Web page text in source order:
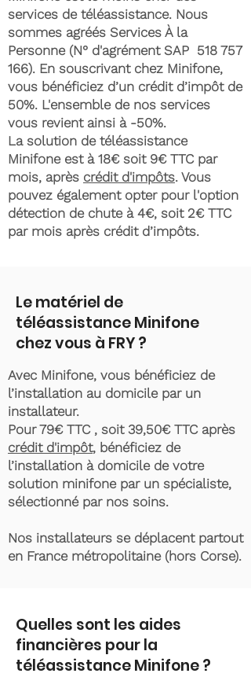
services de téléassistance. Nous
sommes agréés Services À la
Personne (N° d'agrément SAP 518 757
166). En souscrivant chez Minifone,
vous bénéficiez d’un crédit d’impôt de
50%. L'ensemble de nos services
vous revient ainsi à -50%.
La solution de téléassistance
Minifone est à 18€ soit 9€ TTC par
mois, après crédit d'impôts. Vous
pouvez également opter pour l'option
détection de chute à 4€, soit 2€ TTC
par mois après crédit d’impôts.
Le matériel de
téléassistance Minifone
chez vous à FRY ?
Avec Minifone, vous bénéficiez de
l’installation au domicile par un
installateur.
Pour 79€ TTC , soit 39,50€ TTC après
crédit d'impôt, bénéficiez de
l’installation à domicile de votre
solution minifone par un spécialiste,
sélectionné par nos soins.
Nos installateurs se déplacent partout
en France métropolitaine (hors Corse).
Quelles sont les aides
financières pour la
téléassistance Minifone ?